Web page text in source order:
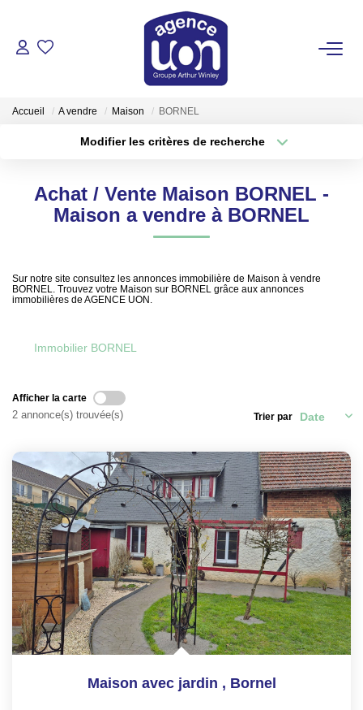
ACHETER
VOTRE AGENCE
CONTACT
Accueil A vendre Maison BORNEL
Modifier les critères de recherche
Sélectionnez...
Type de bien
Surface min
Créer une alerte
Achat / Vente Maison BORNEL -
Maison a vendre à BORNEL
Sur notre site consultez les annonces immobilière de Maison à vendre
BORNEL. Trouvez votre Maison sur BORNEL grâce aux annonces
immobilières de AGENCE UON.
Immobilier BORNEL
Afficher la carte
2 annonce(s) trouvée(s) Trier par
Maison avec jardin , Bornel